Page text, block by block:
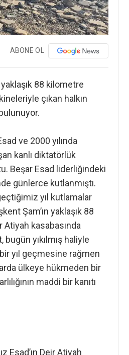
ABONE OL
yaklaşık 88 kilometre
çıkan halkın
ve 2000 yılında
kanlı diktatörlük
Beşar Esad liderliğindeki
günlerce kutlanmıştı.
yıl kutlamalar
Şam’ın yaklaşık 88
kasabasında
yıkılmış haliyle
yıl geçmesine rağmen
ülkeye hükmeden bir
maddi bir kanıtı
Esad’ın Deir Atiyah